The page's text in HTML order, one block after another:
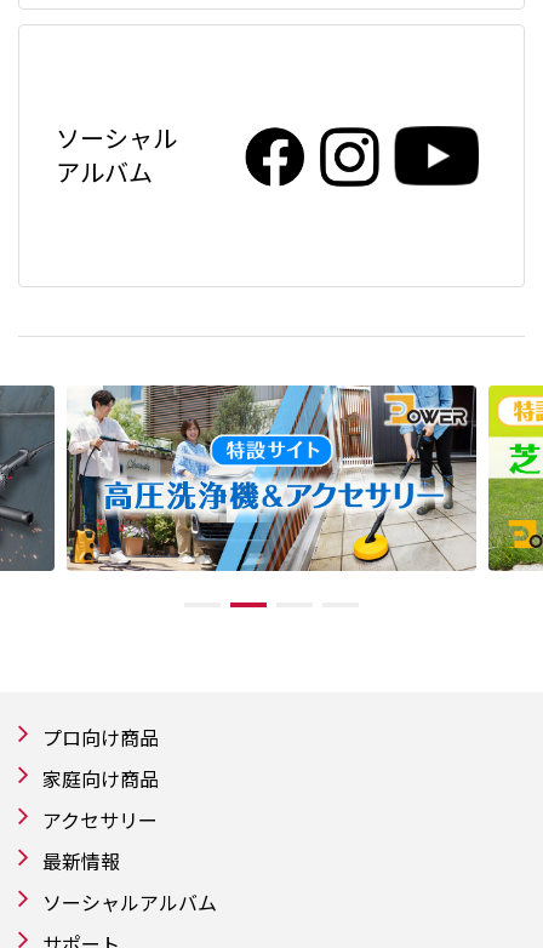
ソーシャル
アルバム
プロ向け商品
家庭向け商品
アクセサリー
最新情報
ソーシャルアルバム